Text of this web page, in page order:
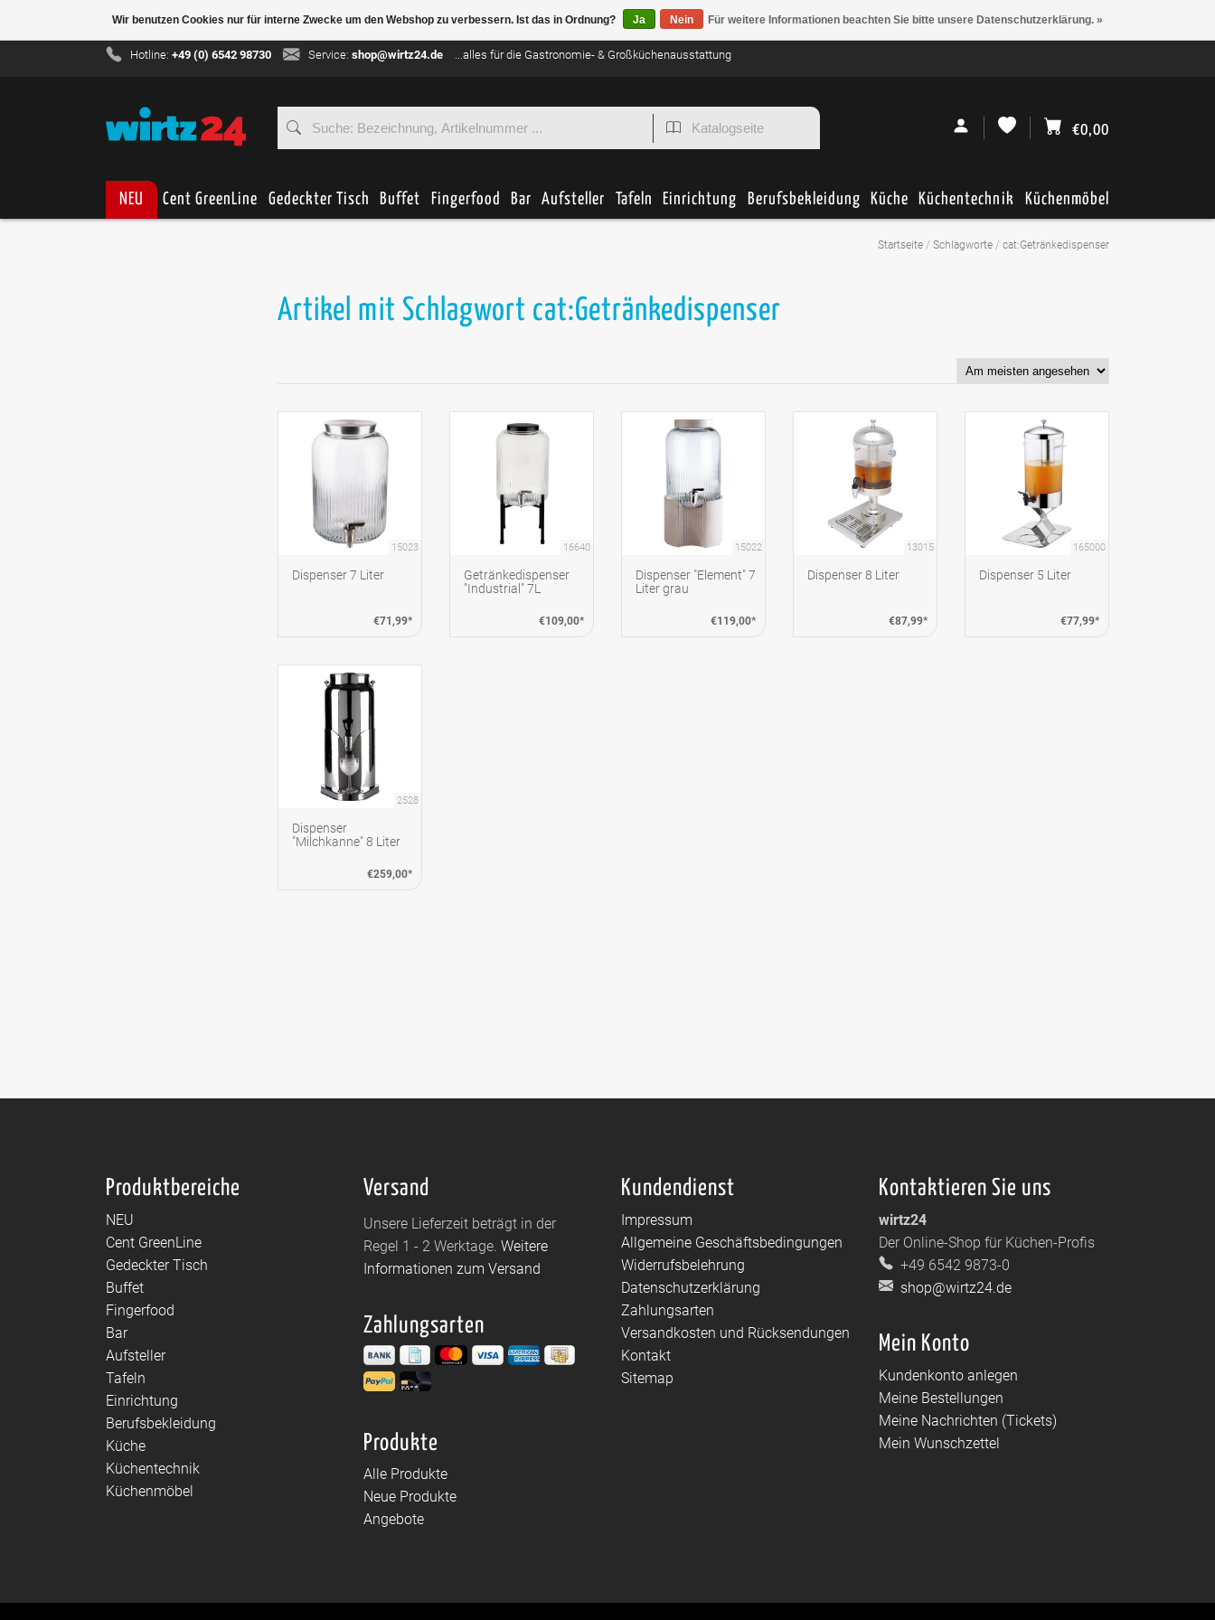
Hotline:+49 (0) 6542 98730 Service: shop@wirtz24.de ...alles für die Gastronomie- & Großküchenausstattung
€0,00
NEU Cent GreenLine Gedeckter Tisch Buffet Fingerfood Bar Aufsteller Tafeln Einrichtung Berufsbekleidung Küche Küchentechnik Küchenmöbel
Startseite / Schlagworte / cat:Getränkedispenser
Artikel mit Schlagwort cat:Getränkedispenser
15023
Dispenser 7 Liter
€71,99*
16640
Getränkedispenser
"Industrial" 7L
€109,00*
15022
Dispenser "Element" 7
Liter grau
€119,00*
13015
Dispenser 8 Liter
€87,99*
165000
Dispenser 5 Liter
€77,99*
2528
Dispenser
"Milchkanne" 8 Liter
€259,00*
Produktbereiche
NEU
Cent GreenLine
Gedeckter Tisch
Buffet
Fingerfood
Bar
Aufsteller
Tafeln
Einrichtung
Berufsbekleidung
Küche
Küchentechnik
Küchenmöbel
Versand
Unsere Lieferzeit beträgt in der
Regel 1 - 2 Werktage. Weitere
Informationen zum Versand
Zahlungsarten
Produkte
Alle Produkte
Neue Produkte
Angebote
Kundendienst
Impressum
Allgemeine Geschäftsbedingungen
Widerrufsbelehrung
Datenschutzerklärung
Zahlungsarten
Versandkosten und Rücksendungen
Kontakt
Sitemap
Kontaktieren Sie uns
wirtz24
Der Online-Shop für Küchen-Profis
+49 6542 9873-0
shop@wirtz24.de
Mein Konto
Kundenkonto anlegen
Meine Bestellungen
Meine Nachrichten (Tickets)
Mein Wunschzettel
Wir benutzen Cookies nur für interne Zwecke um den Webshop zu verbessern. Ist das in Ordnung? Ja Nein Für weitere Informationen beachten Sie bitte unsere Datenschutzerklärung. »